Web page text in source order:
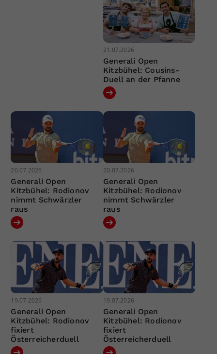
21.07.2026
Generali Open
Kitzbühel: Cousins-
Duell an der Pfanne
20.07.2026
Generali Open
Kitzbühel: Rodionov
nimmt Schwärzler
raus
20.07.2026
Generali Open
Kitzbühel: Rodionov
nimmt Schwärzler
raus
19.07.2026
Generali Open
Kitzbühel: Rodionov
fixiert
Österreicherduell
19.07.2026
Generali Open
Kitzbühel: Rodionov
fixiert
Österreicherduell